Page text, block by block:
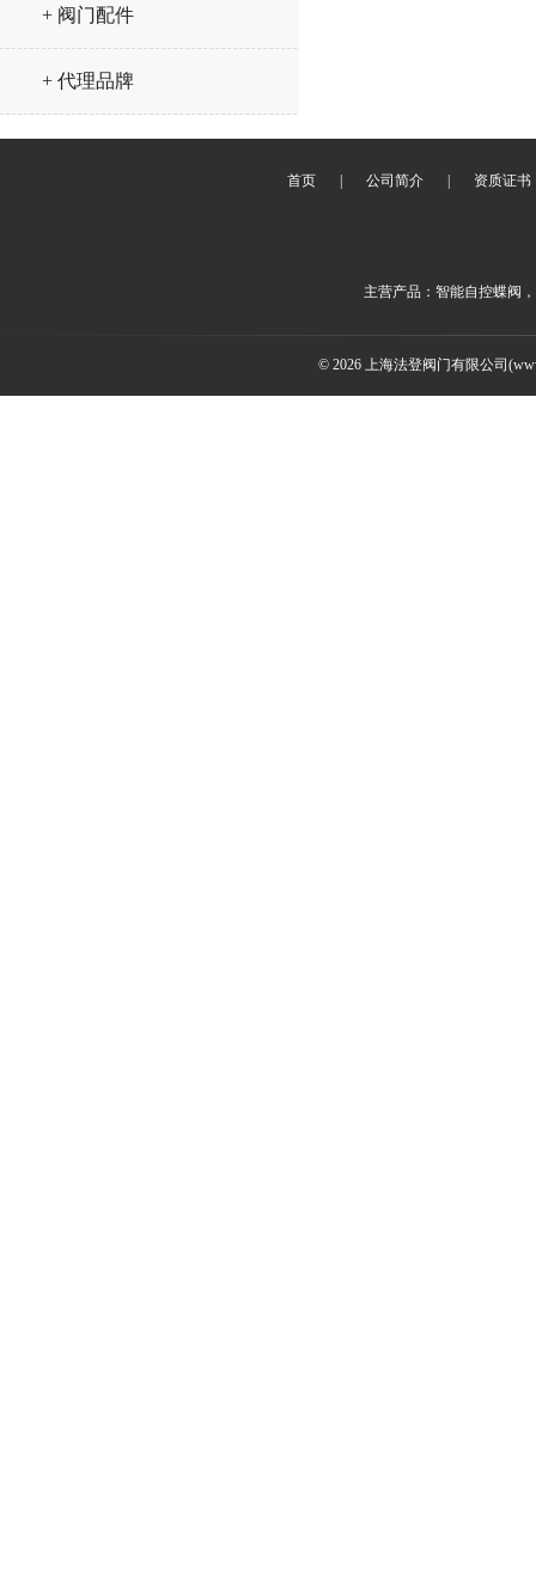
+ 阀门配件
+ 代理品牌
首页 公司简介 资质证书
主营产品：智能自控蝶阀
© 2026 上海法登阀门有限公司